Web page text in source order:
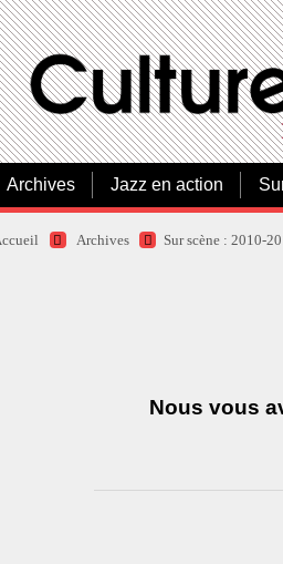
Archives Jazz en action
Archives Sur scène : 2010-
Nous vous